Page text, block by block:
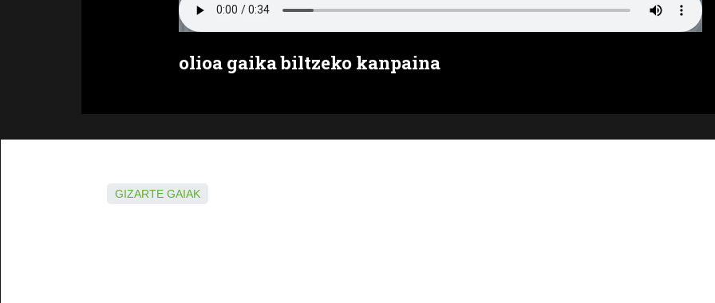
olioa gaika biltzeko kanpaina
GIZARTE GAIAK